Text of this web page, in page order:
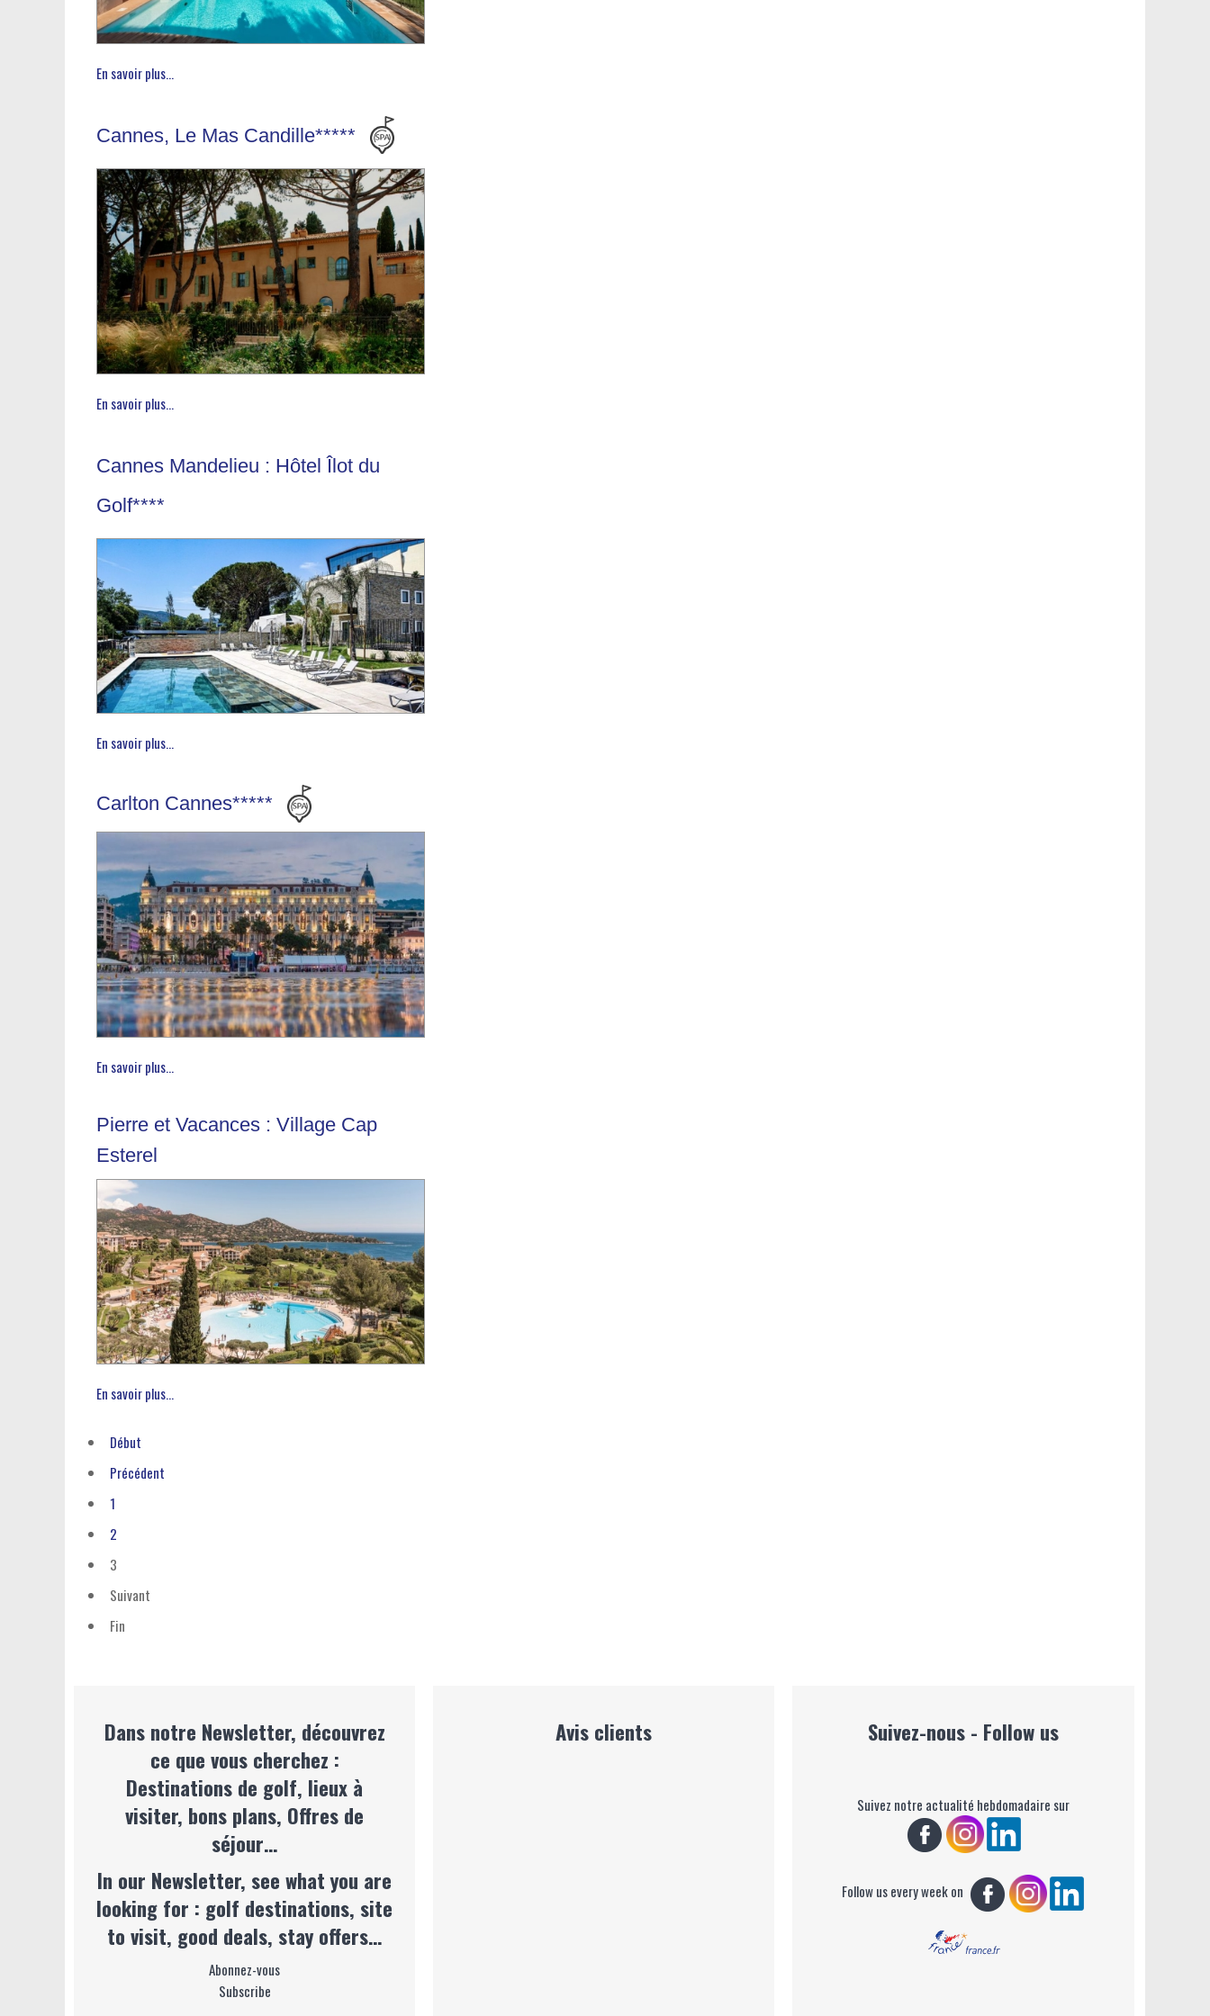
En savoir plus...
Cannes, Le Mas Candille*****
En savoir plus...
Cannes Mandelieu : Hôtel Îlot du
Golf****
En savoir plus...
Carlton Cannes*****
En savoir plus...
Pierre et Vacances : Village Cap
Esterel
En savoir plus...
Début
Précédent
1
2
3
Suivant
Fin
Dans notre Newsletter, découvrez
ce que vous cherchez :
Destinations de golf, lieux à
visiter, bons plans, Offres de
séjour…
In our Newsletter, see what you are
looking for : golf destinations, site
to visit, good deals, stay offers…
Abonnez-vous
Subscribe
Avis clients Suivez-nous - Follow us
Suivez notre actualité hebdomadaire sur
Follow us every week on